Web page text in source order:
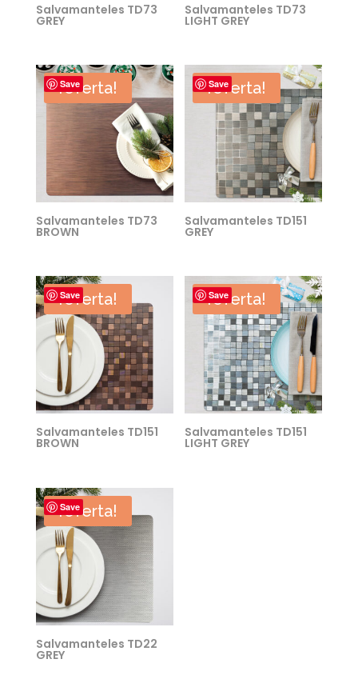
Salvamanteles TD73
GREY
Salvamanteles TD73
LIGHT GREY
Save
¡Oferta!
Salvamanteles TD73
BROWN
Save
¡Oferta!
Salvamanteles TD151
GREY
Save
¡Oferta!
Salvamanteles TD151
BROWN
Save
¡Oferta!
Salvamanteles TD151
LIGHT GREY
Save
¡Oferta!
Salvamanteles TD22
GREY